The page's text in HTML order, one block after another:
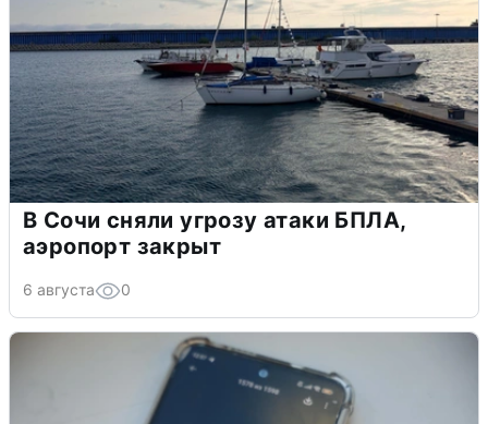
В Сочи сняли угрозу атаки БПЛА,
аэропорт закрыт
6 августа 0